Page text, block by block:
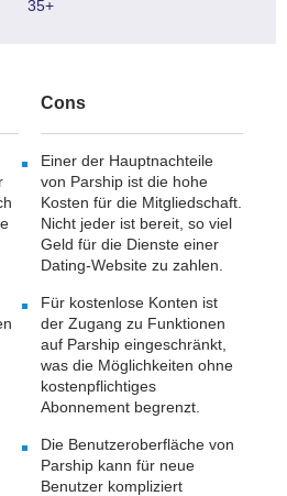
35+
Cons
Einer der Hauptnachteile
von Parship ist die hohe
Kosten für die Mitgliedschaft.
Nicht jeder ist bereit, so viel
Geld für die Dienste einer
Dating-Website zu zahlen.
Für kostenlose Konten ist
der Zugang zu Funktionen
auf Parship eingeschränkt,
was die Möglichkeiten ohne
kostenpflichtiges
Abonnement begrenzt.
Die Benutzeroberfläche von
Parship kann für neue
Benutzer kompliziert